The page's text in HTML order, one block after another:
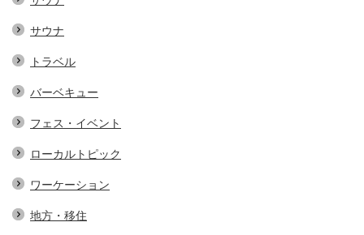
サウナ
トラベル
バーベキュー
フェス・イベント
ローカルトピック
ワーケーション
地方・移住